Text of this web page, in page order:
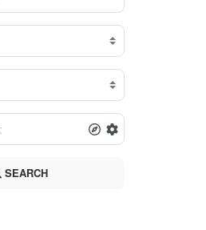
SEARCH